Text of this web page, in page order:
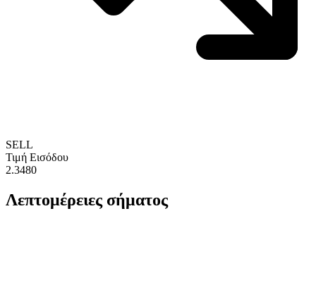
SELL
Τιμή Εισόδου
2.3480
Λεπτομέρειες σήματος